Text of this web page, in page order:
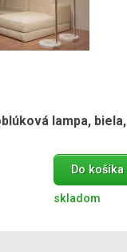
lampa, biela,
Do košíka
skladom